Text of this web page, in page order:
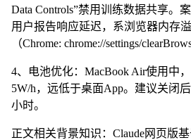
Data Controls”禁用训练数据共享。
用户报告响应延迟，系浏览器内存
（Chrome: chrome://settings/
4、电池优化：MacBook Air使用中
5W/h，远低于桌面App。建议关闭
小时。
正文相关背景知识：Claude网页版基